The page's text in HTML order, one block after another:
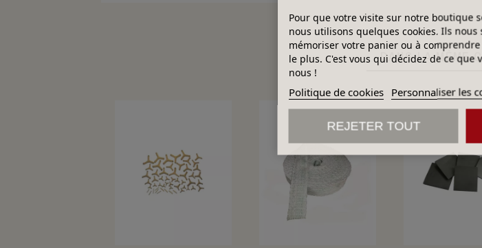
DANS LA MÊME
Pour que votre visite sur notre boutique
nous utilisons quelques cookies. Ils nous
mémoriser votre panier ou à
le plus. C'est vous qui décidez de ce que
nous !
Politique de cookies Personnaliser les
REJETER TOUT